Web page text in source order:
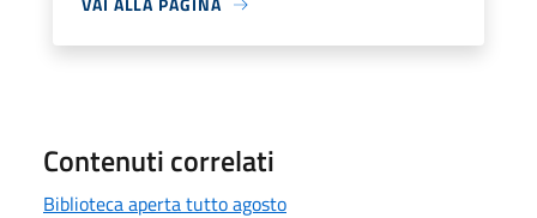
Contenuti correlati
Biblioteca aperta tutto agosto